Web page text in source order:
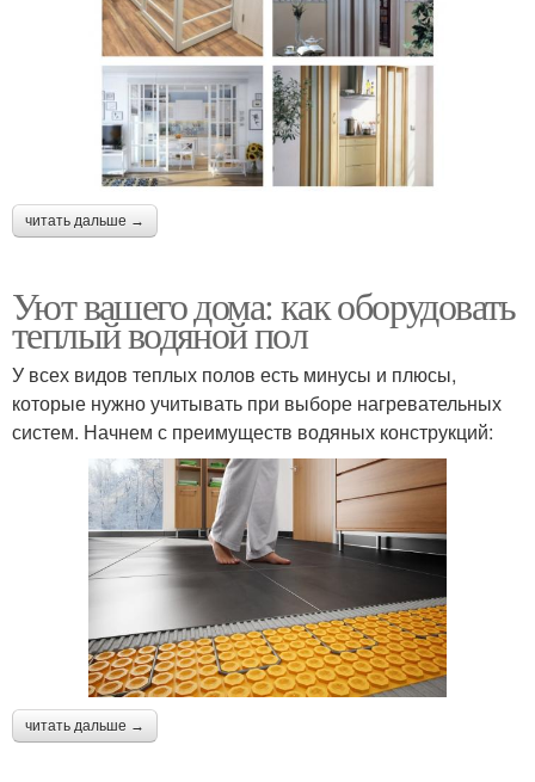
читать дальше →
Уют вашего дома: как оборудовать
теплый водяной пол
У всех видов теплых полов есть минусы и плюсы,
которые нужно учитывать при выборе нагревательных
систем. Начнем с преимуществ водяных конструкций:
читать дальше →